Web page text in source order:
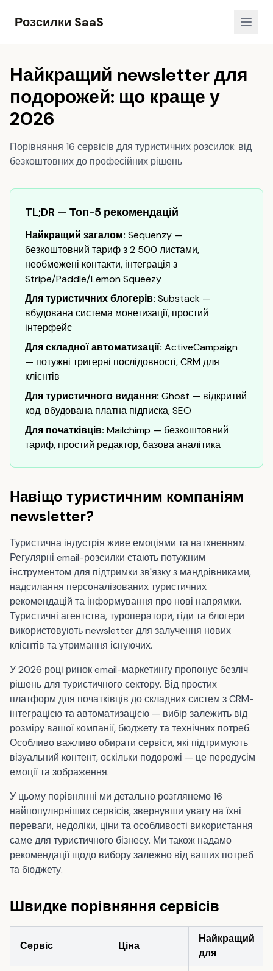
Розсилки SaaS
Найкращий newsletter для
подорожей: що краще у
2026
Порівняння 16 сервісів для туристичних розсилок: від
безкоштовних до професійних рішень
TL;DR — Топ-5 рекомендацій
Найкращий загалом: Sequenzy —
безкоштовний тариф з 2 500 листами,
необмежені контакти, інтеграція з
Stripe/Paddle/Lemon Squeezy
Для туристичних блогерів: Substack —
вбудована система монетизації, простий
інтерфейс
Для складної автоматизації: ActiveCampaign
— потужні тригерні послідовності, CRM для
клієнтів
Для туристичного видання: Ghost — відкритий
код, вбудована платна підписка, SEO
Для початківців: Mailchimp — безкоштовний
тариф, простий редактор, базова аналітика
Навіщо туристичним компаніям
newsletter?
Туристична індустрія живе емоціями та натхненням.
Регулярні email-розсилки стають потужним
інструментом для підтримки зв'язку з мандрівниками,
надсилання персоналізованих туристичних
рекомендацій та інформування про нові напрямки.
Туристичні агентства, туроператори, гіди та блогери
використовують newsletter для залучення нових
клієнтів та утримання існуючих.
У 2026 році ринок email-маркетингу пропонує безліч
рішень для туристичного сектору. Від простих
платформ для початківців до складних систем з CRM-
інтеграцією та автоматизацією — вибір залежить від
розміру вашої компанії, бюджету та технічних потреб.
Особливо важливо обирати сервіси, які підтримують
візуальний контент, оскільки подорожі — це передусім
емоції та зображення.
У цьому порівнянні ми детально розглянемо 16
найпопулярніших сервісів, звернувши увагу на їхні
переваги, недоліки, ціни та особливості використання
саме для туристичного бізнесу. Ми також надамо
рекомендації щодо вибору залежно від ваших потреб
та бюджету.
Швидке порівняння сервісів
Сервіс Ціна
Найкращий
для